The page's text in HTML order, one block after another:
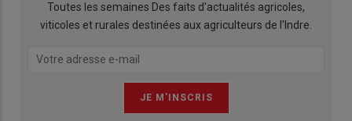
Toutes les semaines Des faits d'actualités agricoles,
viticoles et rurales destinées aux agriculteurs de l'Indre.